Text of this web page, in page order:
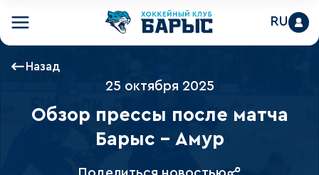
RU
Назад
25 октября 2025
Обзор прессы после матча
Барыс - Амур